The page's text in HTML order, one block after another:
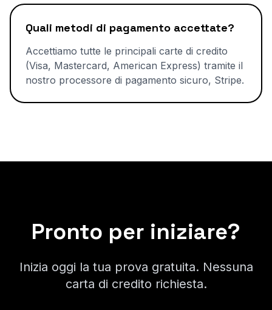
Quali metodi di pagamento accettate?
Accettiamo tutte le principali carte di credito
(Visa, Mastercard, American Express) tramite il
nostro processore di pagamento sicuro, Stripe.
Pronto per iniziare?
Inizia oggi la tua prova gratuita. Nessuna
carta di credito richiesta.